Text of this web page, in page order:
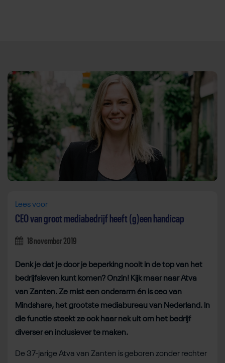
Direct door naar content
Lees voor
CEO van groot mediabedrijf heeft (g)een handicap
18 november 2019
Denk je dat je door je beperking nooit in de top van het
bedrijfsleven kunt komen? Onzin! Kijk maar naar Atva
van Zanten. Ze mist een onderarm én is ceo van
Mindshare, het grootste mediabureau van Nederland. In
die functie steekt ze ook haar nek uit om het bedrijf
diverser en inclusiever te maken.
De 37-jarige Atva van Zanten is geboren zonder rechter